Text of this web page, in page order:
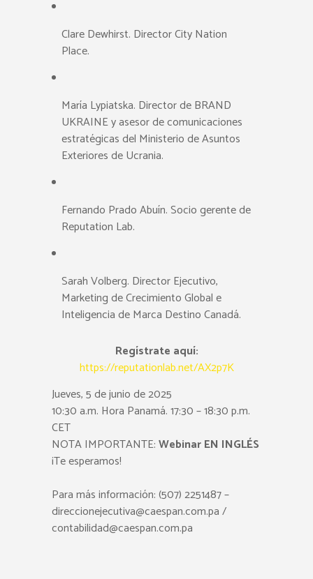
Clare Dewhirst. Director City Nation
Place.
María Lypiatska. Director de BRAND
UKRAINE y asesor de comunicaciones
estratégicas del Ministerio de Asuntos
Exteriores de Ucrania.
Fernando Prado Abuín. Socio gerente de
Reputation Lab.
Sarah Volberg. Director Ejecutivo,
Marketing de Crecimiento Global e
Inteligencia de Marca Destino Canadá.
Regístrate aquí:
https://reputationlab.net/AX2p7K
Jueves, 5 de junio de 2025
10:30 a.m. Hora Panamá. 17:30 – 18:30 p.m.
CET
NOTA IMPORTANTE:Webinar EN INGLÉS
¡Te esperamos!
Para más información: (507) 2251487 –
direccionejecutiva@caespan.com.pa /
contabilidad@caespan.com.pa